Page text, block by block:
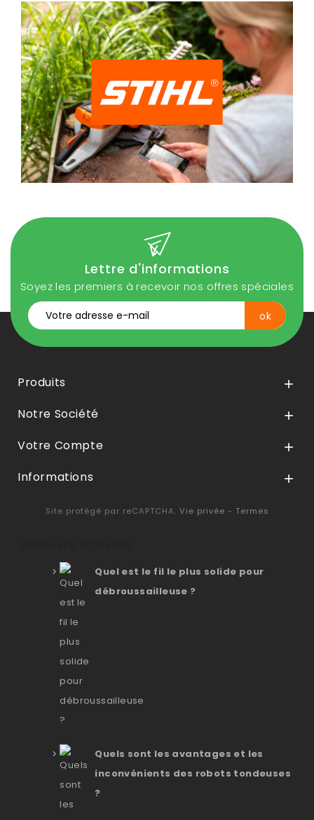
Lettre d'informations
Soyez les premiers à recevoir nos offres spéciales
Produits 
Notre Société 
Votre Compte 
Informations 
Site protégé par reCAPTCHA. Vie privée - Termes
Quel est le fil le plus solide pour
débroussailleuse ?
Quels sont les avantages et les
inconvénients des robots tondeuses
?